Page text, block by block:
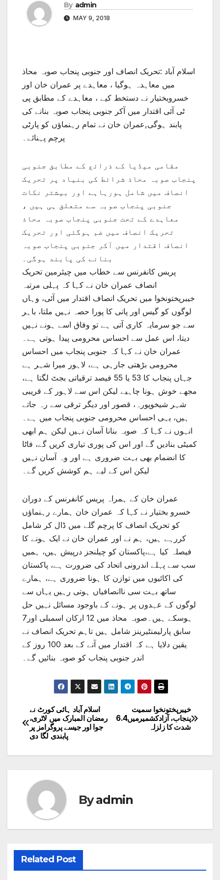
By admin
MAY 9, 2018
اسلام آباد :تحریک انصاف اور جنوبی پنجاب صوبہ محاذ
میں معاہدہ ہوگیا ، معاہدے پر عمران خان اور
خسروبختیار نے دستخط کیے ، معاہدے کے مطابق پی
ٹی آئی اقتدار میں آکر جنوبی پنجاب صوبہ بنانے کی
پابند ہوگی,عمران خان نے تمام رہنماﺅں کو پارٹی
پرچم پہنائے۔
مقامی میڈیا کے ذرائع کے مطابق جنوبی
پنجاب صوبہ محاذ شرائط کی بنیاد پر تحریک
انصاف میں شامل ہورہاہے اور بیشتر نکات
جنوبی پنجاب صوبہ سے متعلق ہی ہیں ،
معاہدے کے تحت جنوبی پنجاب صوبہ محاذ
تحریک انصاف میں ضم ہوگئی اور تحریک
انصاف اقتدار میں آکر جنوبی پنجاب صوبہ
بنانے کی پابند ہوگی۔
پریس کانفرنس سے خطاب میں چیئرمین تحریک
انصاف عمران خان نے کہا کہ پہلی مرتبہ
خیبرپختونخوا میں تحریک انصاف اقتدار میں آئی، وہاں
لوگوں کو گیس اور پانی کا پورا حصہ نہیں ملتا، باہر
سے جو سرمایہ کاری آتی ہے تو وفاق اسے ہونے نہیں
دیتا، اس عمل سے احساس محرومی پیدا ہوتی ہے۔
عمران خان نے کہا کہ جنوبی پنجاب میں احساس
محرومی بڑھتی جارہی ہے، لاہور میرا شہر ہے
جہاں پنجاب کا 53 یا 55 فیصد ترقیاتی بجٹ لگتا ہے،
مجھے خوش ہونا چاہیے لیکن اس سے لاہور کے قریبی
شہر شیخوپورہ، قصور اور دیگر ترقی سے رہ جاتے
ہیں، یہی احساس محرومی جنوبی پنجاب میں ہے۔
انہوں نے کہا کہ صوبہ بنانا آسان نہیں لیکن ہم ابھی
کمیٹی بنادیں گے اور اس کی پوری تیاری کریں گے، فاٹا
کا انضمام بھی بہت ضروری ہے اور وہ آسان نہیں
لیکن اس کے لیے ہم کوشش کریں گے۔
عمران خان کے ہمراہ پریس کانفرنس کے دوران
خسرو بختیار نے کہا کہ عمران خان ہمارے رہنماؤں
کو تحریک انصاف کا پرچم گلے میں ڈال کر شامل
کررہے ہیں، ہم نے اور عمران خان نے ایک ہونے کا
فیصلہ کیا ہے،پاکستان کو چیلنجز درپیش ہیں، ہمیں
سب سے پہلے اندرونی اتحاد کی ضرورت ہے، پاکستان
کی اکائیوں میں توازن کا ہونا ضروری ہے، ہمارے
ساتھ بہت سی ناانصافیاں ہوتی رہیں یہاں سے
لوگوں کے عہدوں پر ہونے کے باوجود مسائل نہیں حل
ہوسکے ہیں۔صوبہ محاذ میں 12 ارکان اسمبلی اور7
سابق پارلیمنٹیرینز شامل ہیں تاہم تحریک انصاف نے
یقین دلایا ہے کہ اقتدار میں آنے کے بعد 100 روز کے
اندر جنوبی پنجاب کو صوبہ بنائیں گے۔
Post
navigation
خیبرپختونخوا سمیت
پنجاب، آزادکشمیرمیں6.4
شدت کا زلزلہ
اسلام آباد ہائی کورٹ نے
رمضان المبارک میں لاٹری،
جوا اور جیسے پروگرامز پر
پابندی لگا دی
Byadmin
Related Post